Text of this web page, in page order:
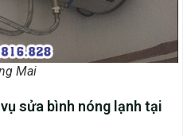
Mai
sửa bình nóng lạnh tại